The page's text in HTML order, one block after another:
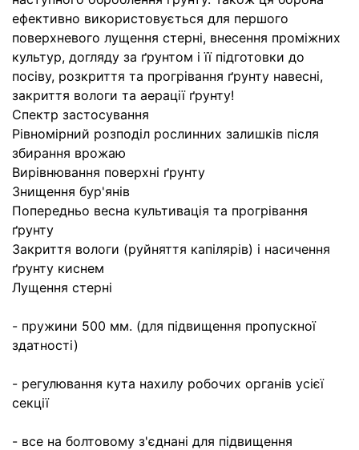
ефективно використовується для першого
поверхневого лущення стерні, внесення проміжних
культур, догляду за ґрунтом і її підготовки до
посіву, розкриття та прогрівання ґрунту навесні,
закриття вологи та аерації ґрунту!
Спектр застосування
Рівномірний розподіл рослинних залишків після
збирання врожаю
Вирівнювання поверхні ґрунту
Знищення бур'янів
Попередньо весна культивація та прогрівання
ґрунту
Закриття вологи (руйняття капілярів) і насичення
ґрунту киснем
Лущення стерні
- пружини 500 мм. (для підвищення пропускної
здатності)
- регулювання кута нахилу робочих органів усієї
секції
- все на болтовому з'єднані для підвищення